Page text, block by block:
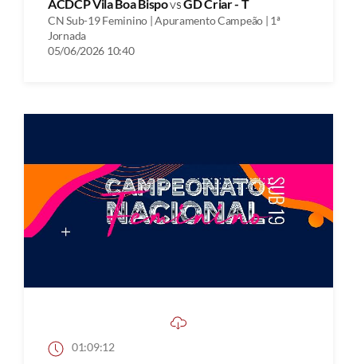
ACDCP Vila Boa BispovsGD Criar - T
CN Sub-19 Feminino | Apuramento Campeão | 1ª
Jornada
05/06/2026 10:40
01:09:12